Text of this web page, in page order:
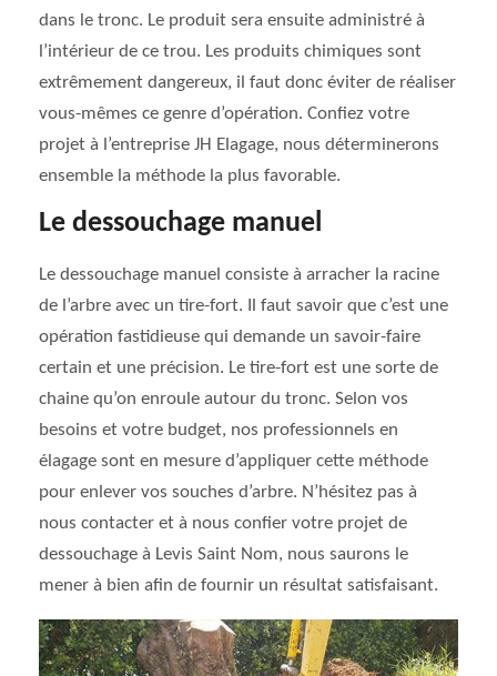
dans le tronc. Le produit sera ensuite administré à
l’intérieur de ce trou. Les produits chimiques sont
extrêmement dangereux, il faut donc éviter de réaliser
vous-mêmes ce genre d’opération. Confiez votre
projet à l’entreprise JH Elagage, nous déterminerons
ensemble la méthode la plus favorable.
Le dessouchage manuel
Le dessouchage manuel consiste à arracher la racine
de l’arbre avec un tire-fort. Il faut savoir que c’est une
opération fastidieuse qui demande un savoir-faire
certain et une précision. Le tire-fort est une sorte de
chaine qu’on enroule autour du tronc. Selon vos
besoins et votre budget, nos professionnels en
élagage sont en mesure d’appliquer cette méthode
pour enlever vos souches d’arbre. N’hésitez pas à
nous contacter et à nous confier votre projet de
dessouchage à Levis Saint Nom, nous saurons le
mener à bien afin de fournir un résultat satisfaisant.